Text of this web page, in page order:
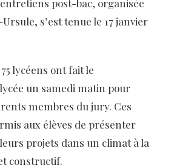
post-bac, organisée
s’est tenue le 17 janvier
lycéens ont fait le
un samedi matin pour
membres du jury. Ces
aux élèves de présenter
projets dans un climat à la
constructif.